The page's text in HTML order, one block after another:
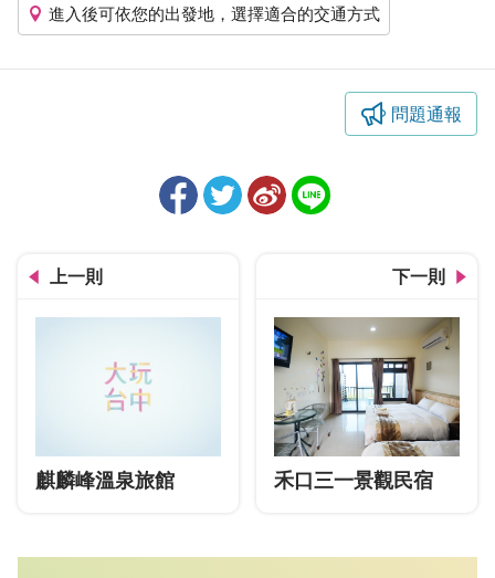
進入後可依您的出發地，選擇適合的交通方式
問題通報
上一則
麒麟峰溫泉旅館
下一則
禾口三一景觀民宿